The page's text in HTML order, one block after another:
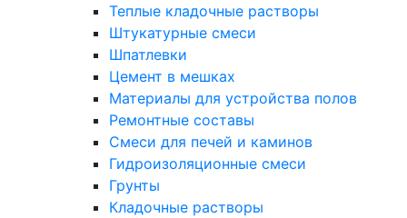
Теплые кладочные растворы
Штукатурные смеси
Шпатлевки
Цемент в мешках
Материалы для устройства полов
Ремонтные составы
Смеси для печей и каминов
Гидроизоляционные смеси
Грунты
Кладочные растворы